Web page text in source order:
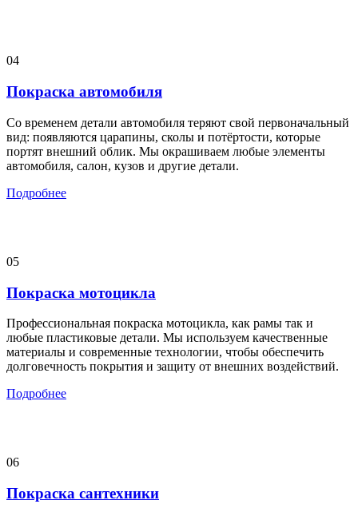
04
Покраска автомобиля
Со временем детали автомобиля теряют свой первоначальный
вид: появляются царапины, сколы и потёртости, которые
портят внешний облик. Мы окрашиваем любые элементы
автомобиля, салон, кузов и другие детали.
Подробнее
05
Покраска мотоцикла
Профессиональная покраска мотоцикла, как рамы так и
любые пластиковые детали. Мы используем качественные
материалы и современные технологии, чтобы обеспечить
долговечность покрытия и защиту от внешних воздействий.
Подробнее
06
Покраска сантехники